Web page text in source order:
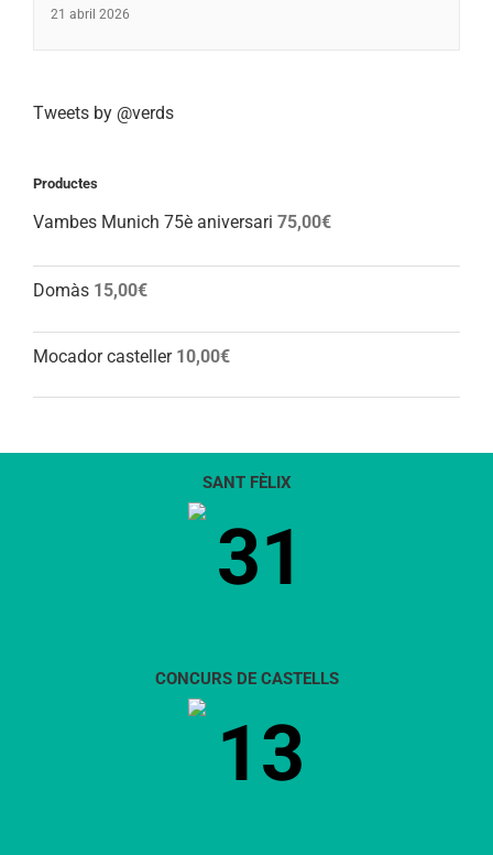
21 abril 2026
Tweets by @verds
Productes
Vambes Munich 75è aniversari 75,00€
Domàs 15,00€
Mocador casteller 10,00€
SANT FÈLIX
31
CONCURS DE CASTELLS
13